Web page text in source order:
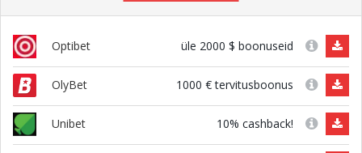
Optibet üle 2000 $ boonuseid
OlyBet 1000 € tervitusboonus
Unibet 10% cashback!